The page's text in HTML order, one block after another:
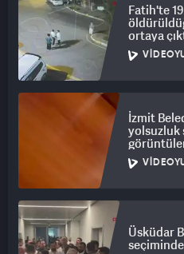
Fatih'te
ortaya
İzmit
yolsuzluk
Üsküdar